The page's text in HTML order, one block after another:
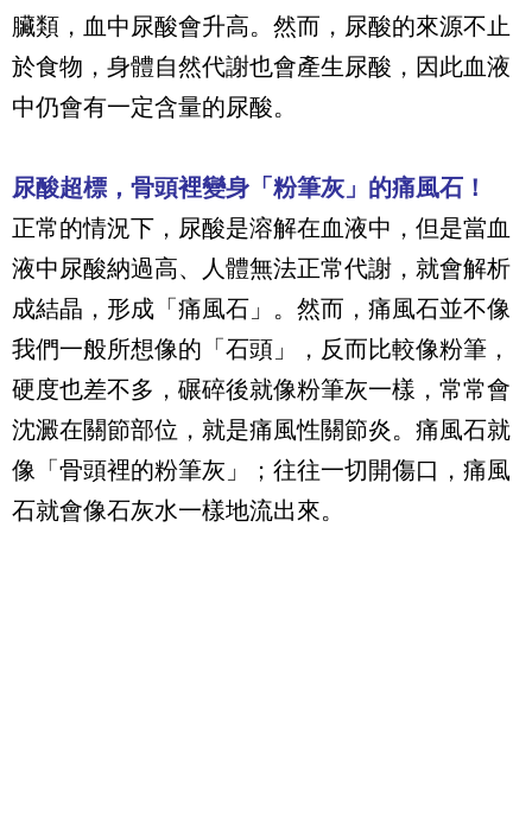
臟類，血中尿酸會升高。然而，尿酸的來源不止
於食物，身體自然代謝也會產生尿酸，因此血液
中仍會有一定含量的尿酸。
尿酸超標，骨頭裡變身「粉筆灰」的痛風石！
正常的情況下，尿酸是溶解在血液中，但是當血
液中尿酸納過高、人體無法正常代謝，就會解析
成結晶，形成「痛風石」。然而，痛風石並不像
我們一般所想像的「石頭」，反而比較像粉筆，
硬度也差不多，碾碎後就像粉筆灰一樣，常常會
沈澱在關節部位，就是痛風性關節炎。痛風石就
像「骨頭裡的粉筆灰」；往往一切開傷口，痛風
石就會像石灰水一樣地流出來。